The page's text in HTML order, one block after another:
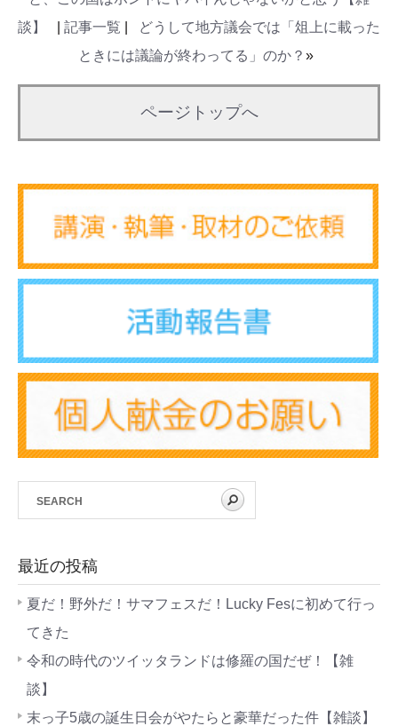
談】
記事一覧
どうして地方議会では「俎上に載った
ときには議論が終わってる」のか？ »
ページトップへ
最近の投稿
夏だ！野外だ！サマフェスだ！Lucky Fesに初めて行っ
てきた
令和の時代のツイッタランドは修羅の国だぜ！【雑
談】
末っ子5歳の誕生日会がやたらと豪華だった件【雑談】